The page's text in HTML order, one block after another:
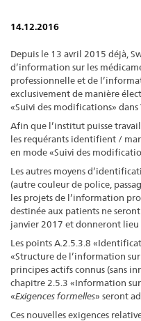
14.12.2016
Depuis le 13 avril 2015 déjà,
d’information sur les
professionnelle et de
exclusivement de manière
«Suivi des modifications» dans
Afin que l’institut puisse
les requérants identifient /
en mode «Suivi des
Les autres moyens
(autre couleur de police,
les projets de l’information
destinée aux patients ne
janvier 2017 et donneront
Les points A.2.5.3.8
«Structure de l’information
principes actifs connus (sans
chapitre 2.5.3 «Information
«Exigences formelles» seront
Ces nouvelles exigences